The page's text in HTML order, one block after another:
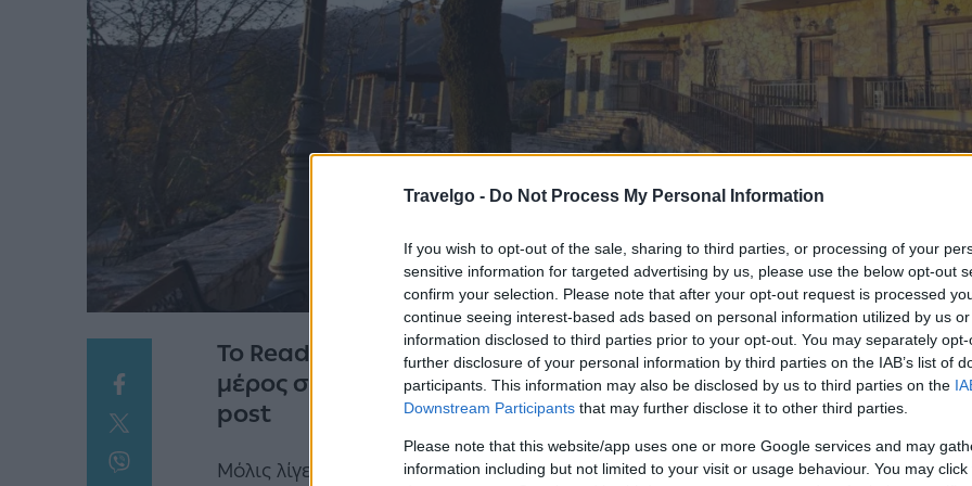
Travelgo - Do Not Process My Personal Information
If you wish to opt-out of the sale, sharing to third parties, or processing of your
sensitive information for targeted advertising by us, please use the below opt-out
confirm your selection. Please note that after your opt-out request is processed
continue seeing interest-based ads based on personal information utilized by us
information disclosed to third parties prior to your opt-out. You may separately
further disclosure of your personal information by third parties on the IAB’s list of
participants. This information may also be disclosed by us to third parties on the
Downstream Participants that may further disclose it to other third parties.
Please note that this website/app uses one or more Google services and may
information including but not limited to your visit or usage behaviour. You may
Το Reader.gr και το Markos TV, σας κάνουν δώρο ένα τριήμερο
μέρος στο διαγωνισμό ακολουθώντας τα βήματα που
post
Μόλις λίγες ώρες από την Αθήνα, γνωρίστε τα καταπράσιναΤρίκαλα Κορινθίας,